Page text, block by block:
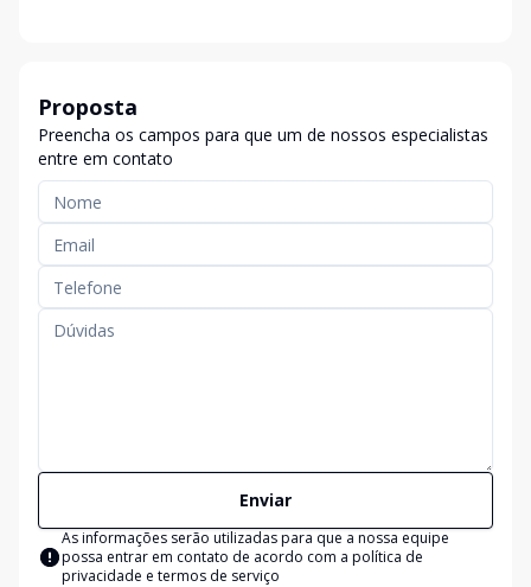
Proposta
Preencha os campos para que um de nossos especialistas
entre em contato
Enviar
As informações serão utilizadas para que a nossa equipe
possa entrar em contato de acordo com a política de
privacidade e termos de serviço